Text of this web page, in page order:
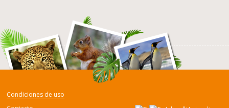
Condiciones de uso